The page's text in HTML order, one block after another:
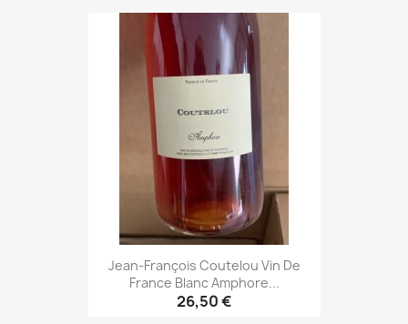
Jean-François Coutelou Vin De
France Blanc Amphore...
26,50 €